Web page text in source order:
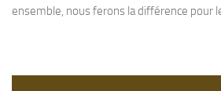
ensemble, nous ferons la différence pour